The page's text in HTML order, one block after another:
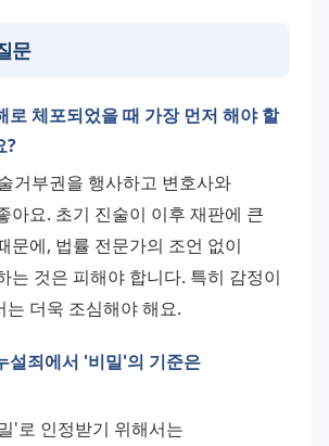
문
로 체포되었을 때 가장 먼저 해야 할
?
거부권을 행사하고 변호사와
아요. 초기 진술이 이후 재판에 큰
문에, 법률 전문가의 조언 없이
는 것은 피해야 합니다. 특히 감정이
는 더욱 조심해야 해요.
설죄에서 '비밀'의 기준은
'로 인정받기 위해서는